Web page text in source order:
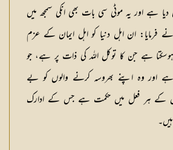
ہے اور یہ موٹی سی بات بھی انکی سمجھ میں
نے فرمایا: ان اہل دنیا کو اہل ایمان کے عزم
ہوسکتا ہے جن کا توکل اللہ کی ذات پر ہے، جو
اور وہ اپنے بھروسہ کرنے والوں کو بے
اس کے ہر فعل میں حکمت ہے جس کے ادارک